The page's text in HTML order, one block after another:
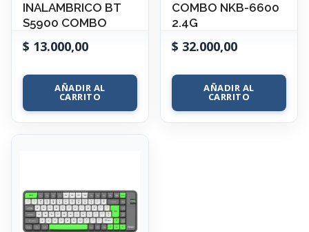
INALAMBRICO BT
S5900 COMBO
$ 13.000,00
AÑADIR AL
CARRITO
COMBO NKB-6600
2.4G
$ 32.000,00
AÑADIR AL
CARRITO